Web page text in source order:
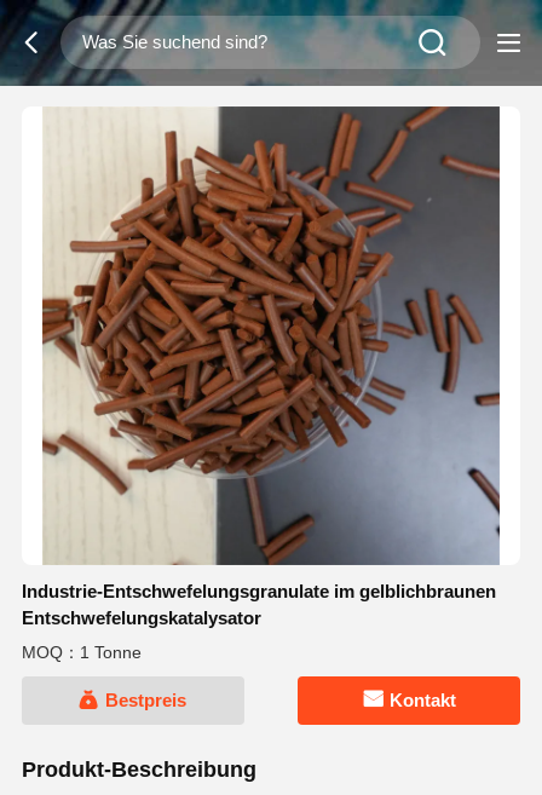
Industrie-Entschwefelungsgranulate im gelblichbraunen
Entschwefelungskatalysator
MOQ：1 Tonne
Bestpreis Kontakt
Produkt-Beschreibung